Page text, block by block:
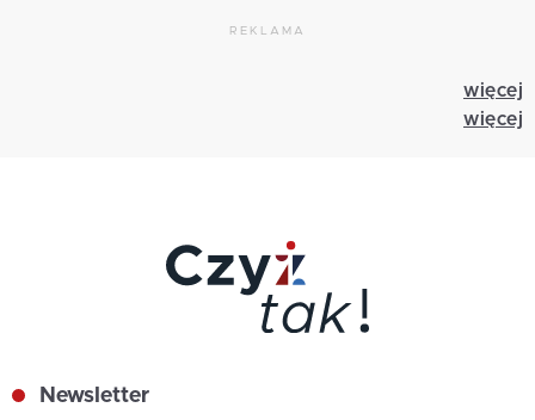
REKLAMA
więcej
więcej
Newsletter